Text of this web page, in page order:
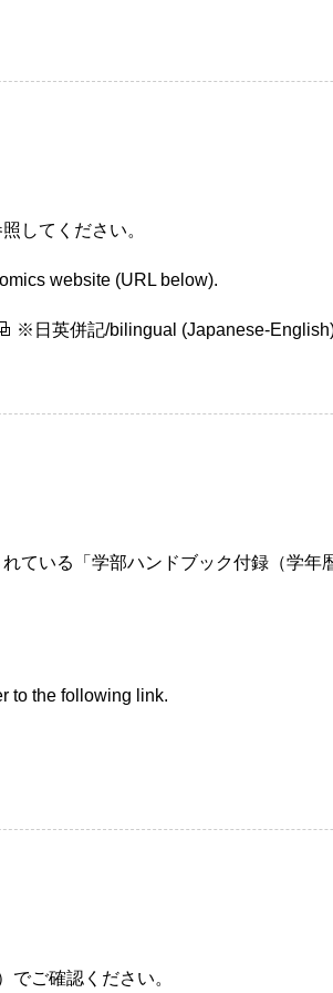
してください。
website (URL below).
※日英併記/bilingual (Japanese-
ている「学部ハンドブック付録（学
to the following link.
でご確認ください。